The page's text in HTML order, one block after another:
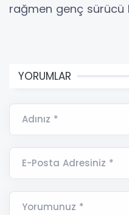
rağmen genç sürücü
YORUMLAR
Adınız *
E-Posta Adresiniz *
Yorumunuz *